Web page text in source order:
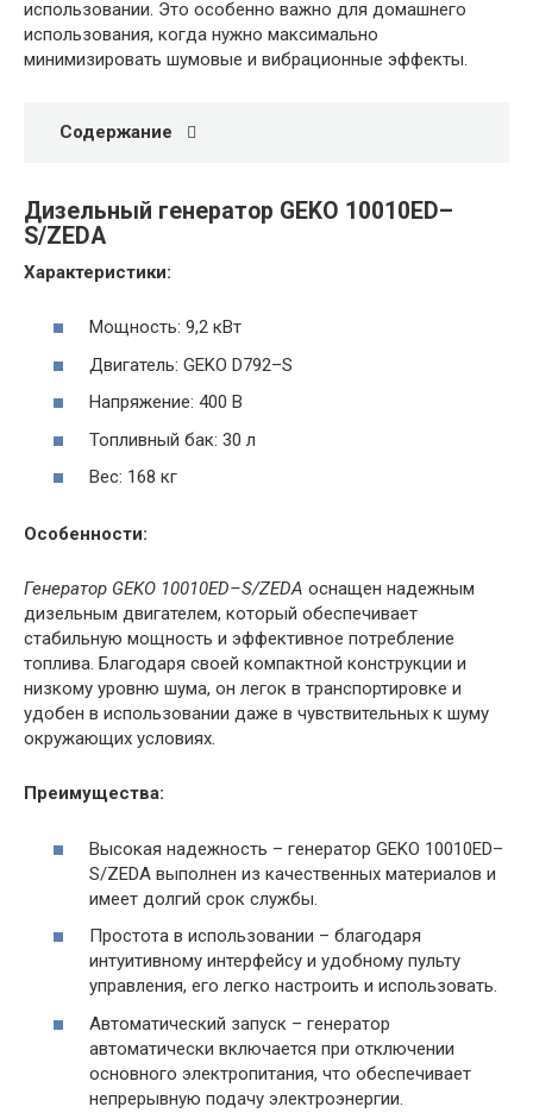
использовании. Это особенно важно для домашнего
использования, когда нужно максимально
минимизировать шумовые и вибрационные эффекты.
Содержание
Дизельный генератор GEKO 10010ED–
S/ZEDA
Характеристики:
Мощность: 9,2 кВт
Двигатель: GEKO D792–S
Напряжение: 400 В
Топливный бак: 30 л
Вес: 168 кг
Особенности:
Генератор GEKO 10010ED–S/ZEDA оснащен надежным
дизельным двигателем, который обеспечивает
стабильную мощность и эффективное потребление
топлива. Благодаря своей компактной конструкции и
низкому уровню шума, он легок в транспортировке и
удобен в использовании даже в чувствительных к шуму
окружающих условиях.
Преимущества:
Высокая надежность – генератор GEKO 10010ED–
S/ZEDA выполнен из качественных материалов и
имеет долгий срок службы.
Простота в использовании – благодаря
интуитивному интерфейсу и удобному пульту
управления, его легко настроить и использовать.
Автоматический запуск – генератор
автоматически включается при отключении
основного электропитания, что обеспечивает
непрерывную подачу электроэнергии.